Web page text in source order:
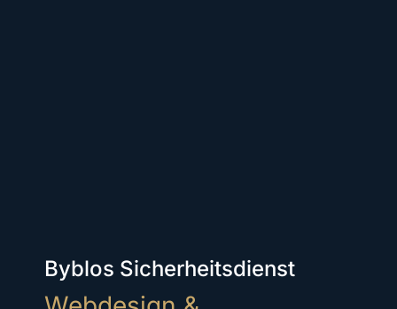
Byblos Sicherheitsdienst